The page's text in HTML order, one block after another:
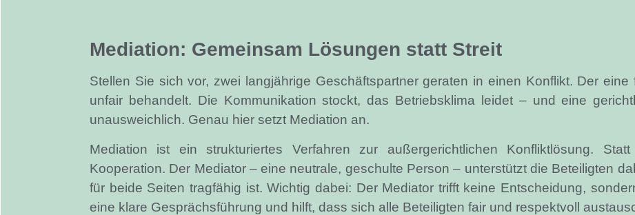
Mediation: Gemeinsam Lösungen statt Streit
Stellen Sie sich vor, zwei langjährige Geschäftspartner geraten in einen Konflikt. Der
unfair behandelt. Die Kommunikation stockt, das Betriebsklima leidet – und eine
unausweichlich. Genau hier setzt Mediation an.
Mediation ist ein strukturiertes Verfahren zur außergerichtlichen Konfliktlösung.
Kooperation. Der Mediator – eine neutrale, geschulte Person – unterstützt die Beteiligten
für beide Seiten tragfähig ist. Wichtig dabei: Der Mediator trifft keine Entscheidung,
eine klare Gesprächsführung und hilft, dass sich alle Beteiligten fair und respektvoll